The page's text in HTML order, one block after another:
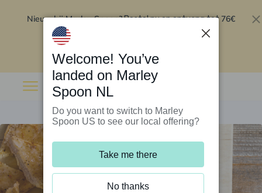
Nieuw bij Marley Spoon?Bestel nu en ontvang tot 76€
Welcome! You’ve
landed on Marley
Spoon NL
Do you want to switch to Marley
Spoon US to see our local offering?
Take me there
No thanks